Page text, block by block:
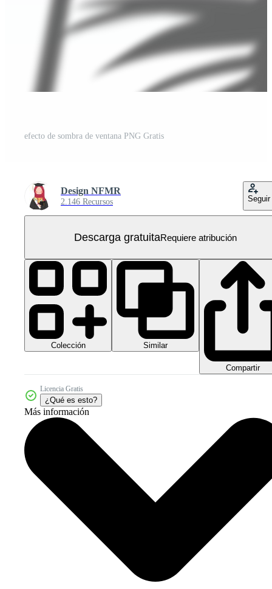
efecto de sombra de ventana PNG Gratis
Design NFMR
2.146 Recursos Seguir
Descarga gratuitaRequiere atribución
Colección Similar
Compartir
Licencia Gratis
¿Qué es esto?
Más información